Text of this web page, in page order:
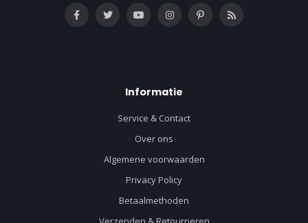
Informatie
Service & Contact
Over ons
Algemene voorwaarden
Privacy Policy
Betaalmethoden